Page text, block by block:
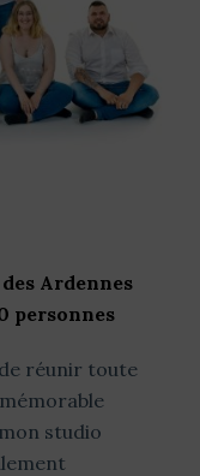
Ardennes
personnes
réunir toute
studio